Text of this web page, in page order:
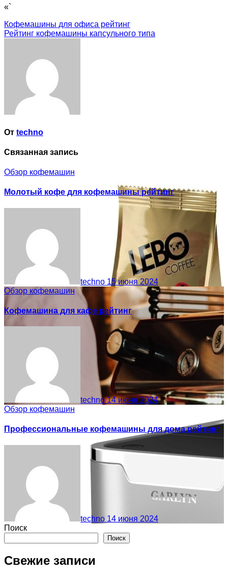
«`
Навигация
по
Кофемашины для офиса рейтинг
Рейтинг кофемашины капсульного типа
От techno
Связанная запись
Обзор кофемашин
Молотый кофе для кофемашины рейтинг
techno 15 июня 2024
Обзор кофемашин
Кофемашина для кафе рейтинг
techno14 июня 2024
Обзор кофемашин
Профессиональные кофемашины для дома рейтинг
techno 14 июня 2024
Поиск
Поиск
Свежие записи